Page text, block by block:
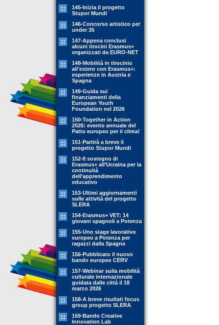
145-Inizia il progetto
Stupor Mundi
146-Concorso artistico per
under 35
147-Appena conclusi
alcuni tirocini Erasmus+
organizzati da EURO-NET
148-Mobilità in tirocinio
all'estero con Erasmus+:
esperienze in Austria e
Spagna
149-Guida sui
finanziamenti della
European Youth
Foundation nel 2026
150-Together in Action
2026: evento annuale del
Patto europeo per il clima!
151-Partirà a breve il
progetto Stupor Mundi
152-Il sostegno di
Erasmus+ all’Ucraina per la
continuità
dell’apprendimento
educativo
153-Ultimi aggiornamenti
sulle attività del progetto
SLERA
154-Erasmus+ VET: 14
giovani spagnoli a Potenza
155-Uno stage lavorativo
europeo a Potenza per
ragazzi dalla Spagna
156-Pubblicato il nuovo
bando europeo CERV
157-Webinar sulla mobilità
culturale internazionale
guidata dalle città il 18
marzo 2026
158-A breve risultati focus
group progetto SLERA
159-Bando Creative
Innovation Lab